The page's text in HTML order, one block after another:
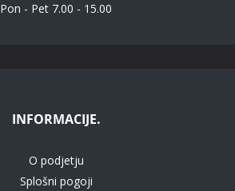
Pon - Pet 7.00 - 15.00
INFORMACIJE.
O podjetju
Splošni pogoji